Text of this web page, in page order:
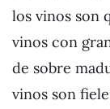
los vinos son
vinos con
de sobre
vinos son